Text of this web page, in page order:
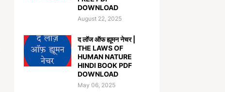
DOWNLOAD
August 22, 2025
द लॉज ऑफ ह्यूमन नेचर |
THE LAWS OF
HUMAN NATURE
HINDI BOOK PDF
DOWNLOAD
May 06, 2025